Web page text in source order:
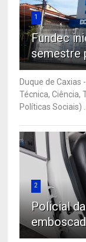
1
Fundec
semestre
Duque de Caxias
Técnica, Ciência,
Políticas Sociais) ...
2
Policial